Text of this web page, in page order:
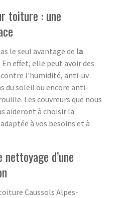
toiture : une
le seul avantage de la
. En effet, elle peut avoir des
l'humidité, anti-uv
du soleil ou encore anti-
Les couvreurs que nous
aideront à choisir la
à vos besoins et à
nettoyage d’une
Caussols Alpes-